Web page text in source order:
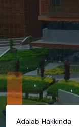
Adalab Hakkında